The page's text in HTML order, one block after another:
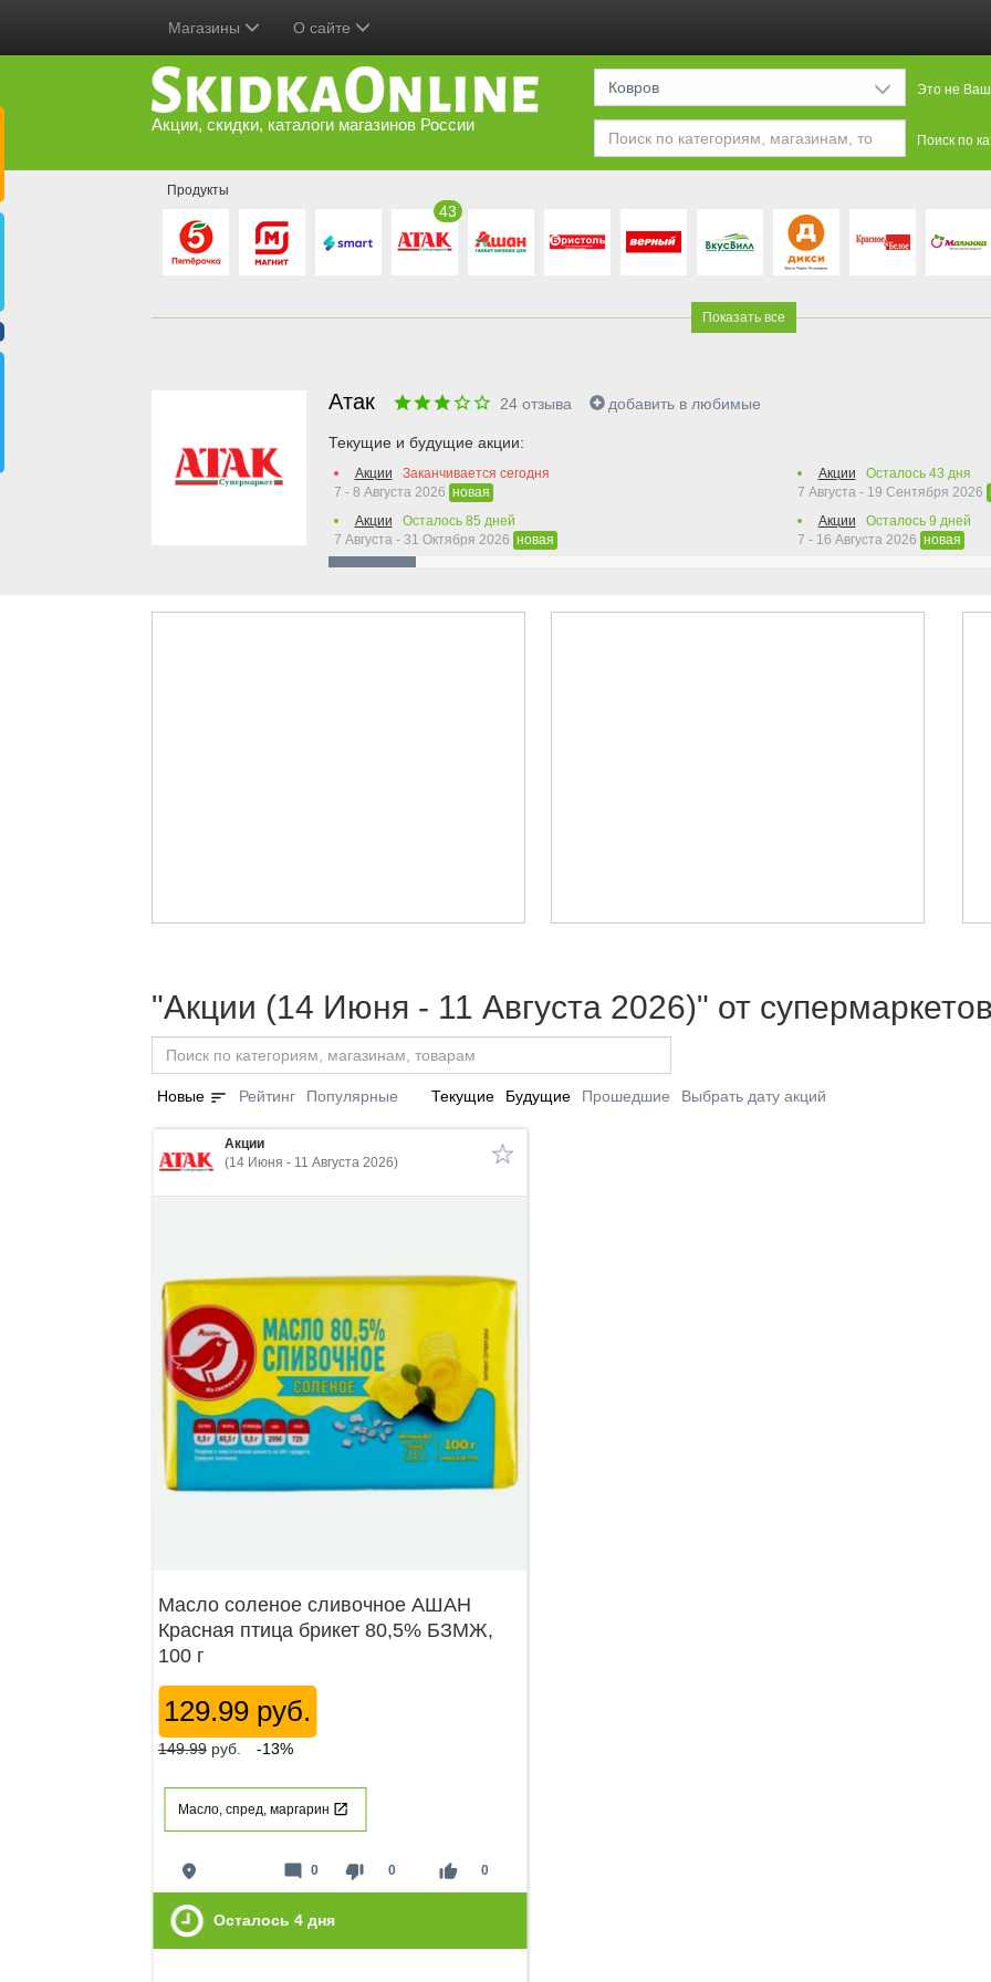
Магазины О сайте
Акции, скидки, каталоги магазинов России
Ковров Это не Ваш
Поиск по
Продукты
43
Показать все
Атак 24отзыва добавить в любимые
Текущие и будущие акции:
Акции
Заканчивается сегодня
7 - 8 Августа 2026 новая
Акции
Осталось 85 дней
7 Августа - 31 Октября 2026 новая
Акции Осталось 43 дня
7 Августа - 19 Сентября 2026
Акции
Осталось 9 дней
7 - 16 Августа 2026 новая
"Акции (14 Июня - 11 Августа 2026)" от
Новые sort Рейтинг Популярные Текущие Будущие Прошедшие Выбрать дату акций
Акции
(14 Июня - 11 Августа 2026)
Масло соленое сливочное АШАН
Красная птица брикет 80,5% БЗМЖ,
100 г
129.99 руб.
149.99 руб. -13%
Масло, спред, маргарин
place thumb_down 0 thumb_up 0
mode_comment 0
Осталось 4 дня